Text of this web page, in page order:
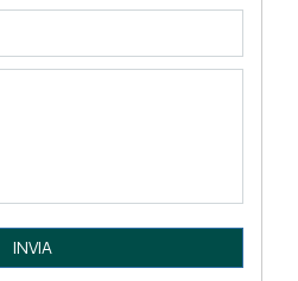
INVIA